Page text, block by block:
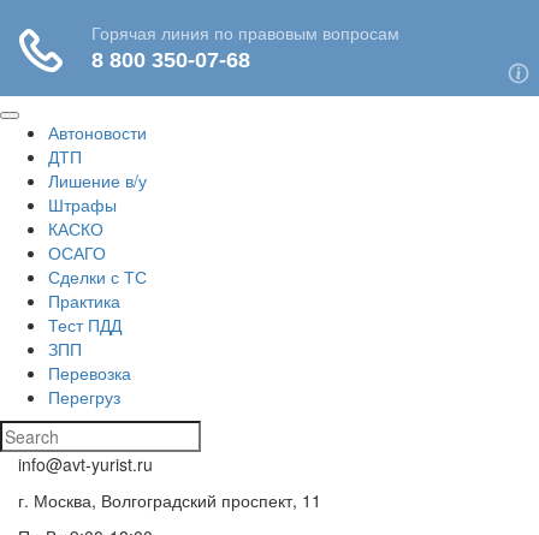
Автоновости
ДТП
Лишение в/у
Штрафы
КАСКО
ОСАГО
Сделки с ТС
Практика
Тест ПДД
ЗПП
Перевозка
Перегруз
info@avt-yurist.ru
г. Москва, Волгоградский проспект, 11